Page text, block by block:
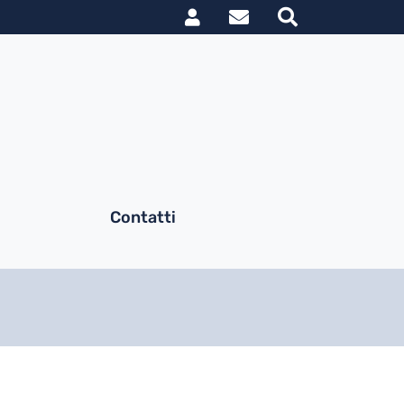
Link utili
Contatti